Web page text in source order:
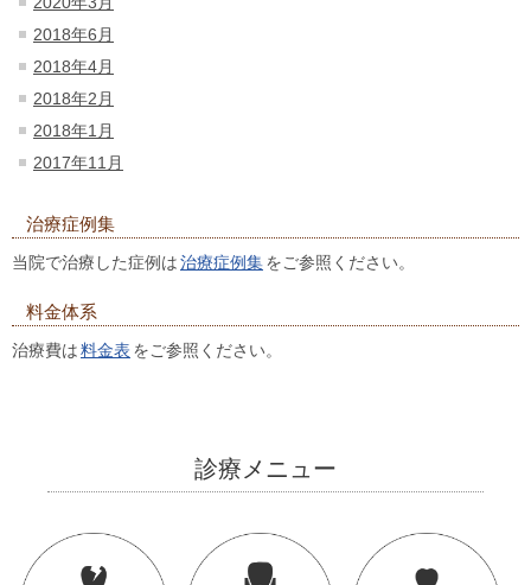
2018年6月
2018年4月
2018年2月
2018年1月
2017年11月
治療症例集
当院で治療した症例は治療症例集をご参照ください。
料金体系
治療費は料金表 をご参照ください。
診療メニュー